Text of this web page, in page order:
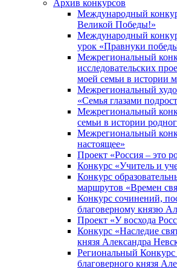
Архив конкурсов
Международный
Великой Победы!»
Международный
урок «Правнуки
Межрегиональный
исследовательских
моей семьи в истории
Межрегиональный
«Семья глазами
Межрегиональный
семьи в истории
Межрегиональный
настоящее»
Проект «Россия – это
Конкурс «Учитель и
Конкурс
маршрутов «Времен
Конкурс сочинений,
благоверному князю
Проект «У восхода
Конкурс «Наследие
князя Александра
Региональный Конкурс
благоверного князя